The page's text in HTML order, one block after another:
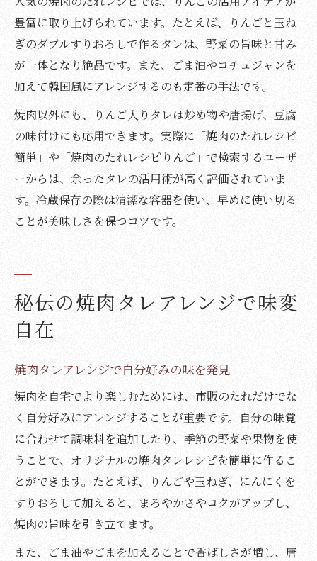
豊富に取り上げられています。たとえば、りんごと玉ね
ぎのダブルすりおろしで作るタレは、野菜の旨味と甘み
が一体となり絶品です。また、ごま油やコチュジャンを
加えて韓国風にアレンジするのも定番の手法です。
焼肉以外にも、りんご入りタレは炒め物や唐揚げ、豆腐
の味付けにも応用できます。実際に「焼肉のたれレシピ
簡単」や「焼肉のたれレシピりんご」で検索するユーザ
ーからは、余ったタレの活用術が高く評価されていま
す。冷蔵保存の際は清潔な容器を使い、早めに使い切る
ことが美味しさを保つコツです。
秘伝の焼肉タレアレンジで味変
自在
焼肉タレアレンジで自分好みの味を発見
焼肉を自宅でより楽しむためには、市販のたれだけでな
く自分好みにアレンジすることが重要です。自分の味覚
に合わせて調味料を追加したり、季節の野菜や果物を使
うことで、オリジナルの焼肉タレレシピを簡単に作るこ
とができます。たとえば、りんごや玉ねぎ、にんにくを
すりおろして加えると、まろやかさやコクがアップし、
焼肉の旨味を引き立てます。
また、ごま油やごまを加えることで香ばしさが増し、唐